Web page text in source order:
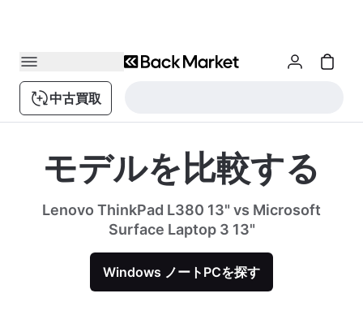
中古買取
モデルを比較する
Lenovo ThinkPad L380 13" vs Microsoft
Surface Laptop 3 13"
Windows ノートPCを探す